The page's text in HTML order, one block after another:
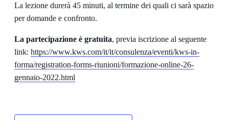
La lezione durerà 45 minuti, al termine dei quali ci sarà spazio
per domande e confronto.
La partecipazione è gratuita, previa iscrizione al seguente
link: https://www.kws.com/it/it/consulenza/eventi/kws-in-
forma/registration-forms-riunioni/formazione-online-26-
gennaio-2022.html